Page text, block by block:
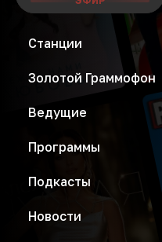
Станции
Золотой Граммофон
Ведущие
Программы
Подкасты
Новости